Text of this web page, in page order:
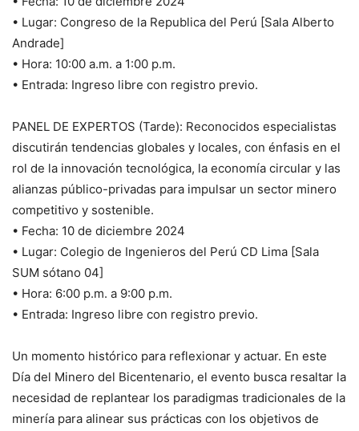
• Lugar: Congreso de la Republica del Perú [Sala Alberto
Andrade]
• Hora: 10:00 a.m. a 1:00 p.m.
• Entrada: Ingreso libre con registro previo.
PANEL DE EXPERTOS (Tarde): Reconocidos especialistas
discutirán tendencias globales y locales, con énfasis en el
rol de la innovación tecnológica, la economía circular y las
alianzas público-privadas para impulsar un sector minero
competitivo y sostenible.
• Fecha: 10 de diciembre 2024
• Lugar: Colegio de Ingenieros del Perú CD Lima [Sala
SUM sótano 04]
• Hora: 6:00 p.m. a 9:00 p.m.
• Entrada: Ingreso libre con registro previo.
Un momento histórico para reflexionar y actuar. En este
Día del Minero del Bicentenario, el evento busca resaltar la
necesidad de replantear los paradigmas tradicionales de la
minería para alinear sus prácticas con los objetivos de